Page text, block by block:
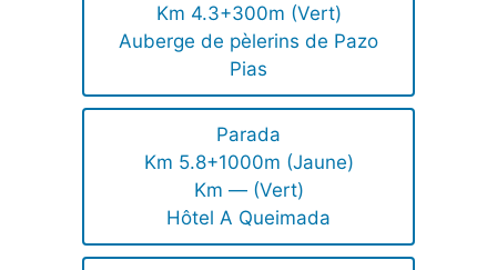
Km 4.3+300m (Vert)
Auberge de pèlerins de Pazo
Pias
Parada
Km 5.8+1000m (Jaune)
Km — (Vert)
Hôtel A Queimada